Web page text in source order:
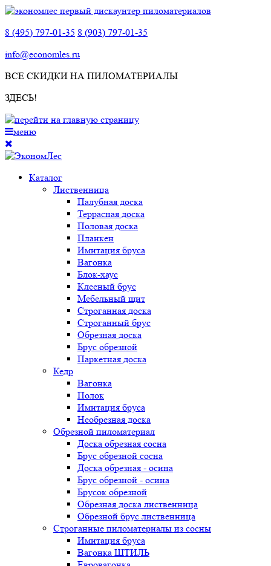
8 (495) 797-01-35 8 (903) 797-01-35
info@economles.ru
ВСЕ СКИДКИ НА ПИЛОМАТЕРИАЛЫ
ЗДЕСЬ!
меню
Каталог
Лиственница
Палубная доска
Террасная доска
Половая доска
Планкен
Имитация бруса
Вагонка
Блок-хаус
Клееный брус
Мебельный щит
Строганная доска
Строганный брус
Обрезная доска
Брус обрезной
Паркетная доска
Кедр
Вагонка
Полок
Имитация бруса
Необрезная доска
Обрезной пиломатериал
Доска обрезная сосна
Брус обрезной сосна
Доска обрезная - осина
Брус обрезной - осина
Брусок обрезной
Обрезная доска лиственница
Обрезной брус лиственница
Строганные пиломатериалы из сосны
Имитация бруса
Вагонка ШТИЛЬ